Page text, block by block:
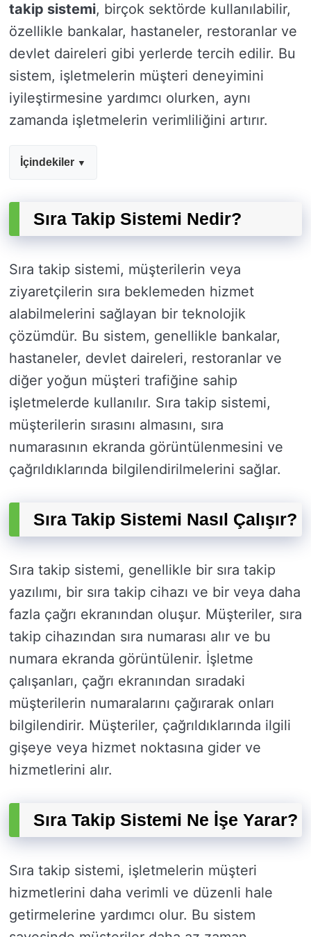
takip sistemi, birçok sektörde kullanılabilir,
özellikle bankalar, hastaneler, restoranlar ve
devlet daireleri gibi yerlerde tercih edilir. Bu
sistem, işletmelerin müşteri deneyimini
iyileştirmesine yardımcı olurken, aynı
zamanda işletmelerin verimliliğini artırır.
İçindekiler
Sıra Takip Sistemi Nedir?
Sıra takip sistemi, müşterilerin veya
ziyaretçilerin sıra beklemeden hizmet
alabilmelerini sağlayan bir teknolojik
çözümdür. Bu sistem, genellikle bankalar,
hastaneler, devlet daireleri, restoranlar ve
diğer yoğun müşteri trafiğine sahip
işletmelerde kullanılır. Sıra takip sistemi,
müşterilerin sırasını almasını, sıra
numarasının ekranda görüntülenmesini ve
çağrıldıklarında bilgilendirilmelerini sağlar.
Sıra Takip Sistemi Nasıl Çalışır?
Sıra takip sistemi, genellikle bir sıra takip
yazılımı, bir sıra takip cihazı ve bir veya daha
fazla çağrı ekranından oluşur. Müşteriler, sıra
takip cihazından sıra numarası alır ve bu
numara ekranda görüntülenir. İşletme
çalışanları, çağrı ekranından sıradaki
müşterilerin numaralarını çağırarak onları
bilgilendirir. Müşteriler, çağrıldıklarında ilgili
gişeye veya hizmet noktasına gider ve
hizmetlerini alır.
Sıra Takip Sistemi Ne İşe Yarar?
Sıra takip sistemi, işletmelerin müşteri
hizmetlerini daha verimli ve düzenli hale
getirmelerine yardımcı olur. Bu sistem